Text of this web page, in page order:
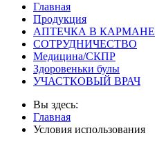
Главная
Продукция
АПТЕЧКА В КАРМАНЕ
СОТРУДНИЧЕСТВО
Медицина/СКПР
Здоровеньки булы
УЧАСТКОВЫЙ ВРАЧ
Вы здесь:
Главная
Условия использования